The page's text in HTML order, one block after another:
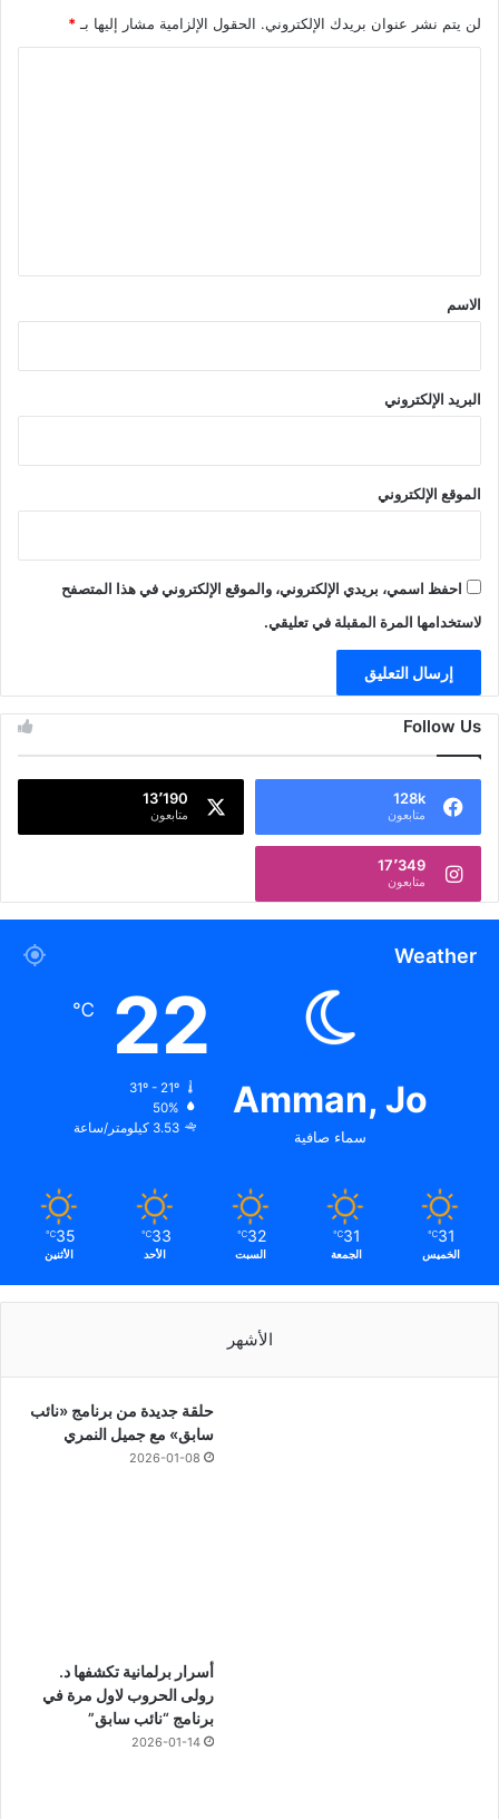
لن يتم نشر عنوان بريدك الإلكتروني. الحقول الإلزامية مشار إليها بـ *
*
الاسم
البريد الإلكتروني
الموقع الإلكتروني
احفظ اسمي، بريدي الإلكتروني، والموقع الإلكتروني في هذا المتصفح
لاستخدامها المرة المقبلة في تعليقي.
Follow Us
128k
متابعون
13٬190
متابعون
17٬349
متابعون
Weather
Amman, Jo
سماء صافية
22
℃
31º - 21º
50%
3.53 كيلومتر/ساعة
31
℃
الخميس
31
℃
الجمعة
32
℃
السبت
33
℃
الأحد
35
℃
الأثنين
الأشهر
حلقة جديدة من برنامج «نائب
سابق» مع جميل النمري
2026-01-08
أسرار برلمانية تكشفها د.
رولى الحروب لاول مرة في
برنامج “نائب سابق”
2026-01-14